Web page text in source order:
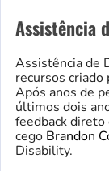
Assistência
Assistência de
recursos criado
Após anos de
últimos dois
feedback
cego Brandon
Disability.